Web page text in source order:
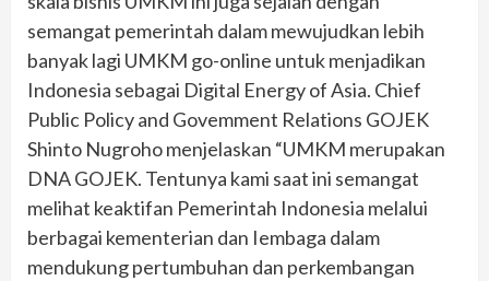
semangat pemerintah dalam mewujudkan lebih
banyak lagi UMKM go-online untuk menjadikan
Indonesia sebagai Digital Energy of Asia. Chief
Public Policy and Govemment Relations GOJEK
Shinto Nugroho menjelaskan “UMKM merupakan
DNA GOJEK. Tentunya kami saat ini semangat
melihat keaktifan Pemerintah Indonesia melalui
berbagai kementerian dan Iembaga dalam
mendukung pertumbuhan dan perkembangan